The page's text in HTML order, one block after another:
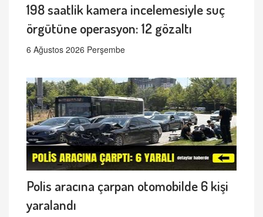
198 saatlik kamera incelemesiyle suç
örgütüne operasyon: 12 gözaltı
6 Ağustos 2026 Perşembe
Polis aracına çarpan otomobilde 6 kişi
yaralandı